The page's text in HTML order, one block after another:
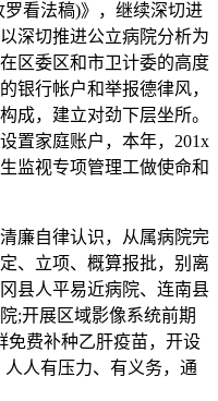
看法稿)》，继续深切进
深切推进公立病院分析为
区委区和市卫计委的高度
银行帐户和举报德律风，
成，建立对劲下层坐所。
置家庭账户，本年，201x
监视专项管理工做使命和
自律认识，从属病院完
、立项、概算报批，别离
县人平易近病院、连南县
;开展区域影像系统前期
免费补种乙肝疫苗，开设
人有压力、有义务，通